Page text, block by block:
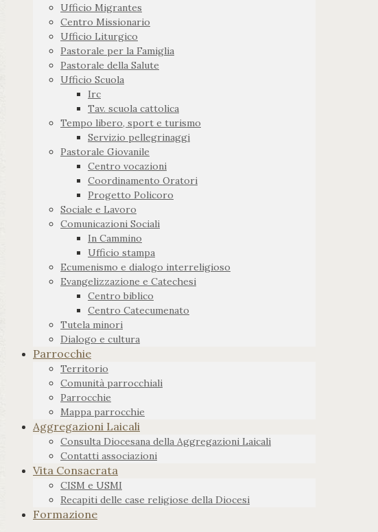
Ufficio Migrantes
Centro Missionario
Ufficio Liturgico
Pastorale per la Famiglia
Pastorale della Salute
Ufficio Scuola
Irc
Tav. scuola cattolica
Tempo libero, sport e turismo
Servizio pellegrinaggi
Pastorale Giovanile
Centro vocazioni
Coordinamento Oratori
Progetto Policoro
Sociale e Lavoro
Comunicazioni Sociali
In Cammino
Ufficio stampa
Ecumenismo e dialogo interreligioso
Evangelizzazione e Catechesi
Centro biblico
Centro Catecumenato
Tutela minori
Dialogo e cultura
Parrocchie
Territorio
Comunità parrocchiali
Parrocchie
Mappa parrocchie
Aggregazioni Laicali
Consulta Diocesana della Aggregazioni Laicali
Contatti associazioni
Vita Consacrata
CISM e USMI
Recapiti delle case religiose della Diocesi
Formazione